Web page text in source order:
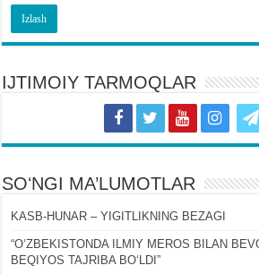
IJTIMOIY TARMOQLAR
SOʻNGI MA’LUMOTLAR
KASB-HUNAR – YIGITLIKNING BEZAGI
“OʻZBEKISTONDA ILMIY MEROS BILAN
BEQIYOS TAJRIBA BOʻLDI”